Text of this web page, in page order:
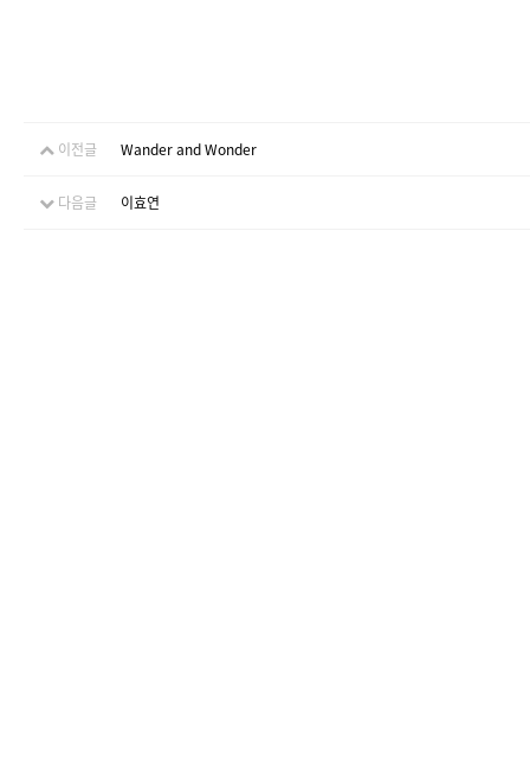
이전글 Wander and Wonder
다음글 이효연